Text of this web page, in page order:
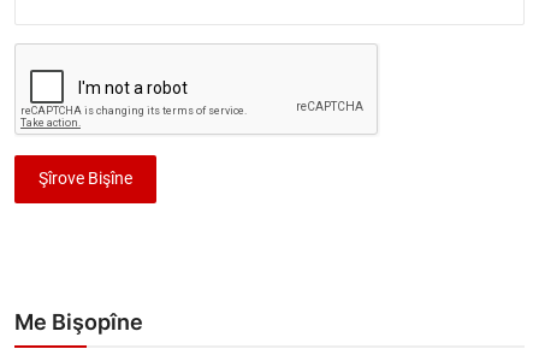
Şîrove Bişîne
Me Bişopîne